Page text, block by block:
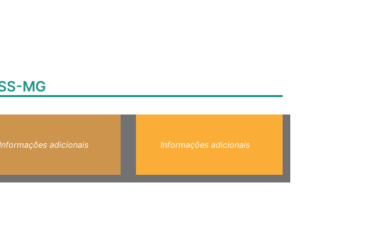
MG
adicionais Informações adicionais